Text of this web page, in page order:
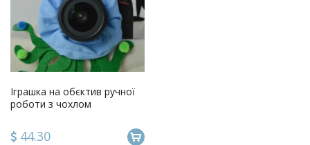
Іграшка на обєктив ручної
роботи з чохлом
Восьминіг
44.30